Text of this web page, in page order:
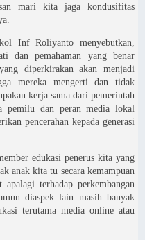
mari kita jaga kondusifitas
Inf Roliyanto menyebutkan,
dan pemahaman yang benar
diperkirakan akan menjadi
mereka mengerti dan tidak
kerja sama dari pemerintah
pemilu dan peran media lokal
pencerahan kepada generasi
edukasi penerus kita yang
anak kita tu secara kemampuan
terhadap perkembangan
diaspek lain masih banyak
terutama media online atau